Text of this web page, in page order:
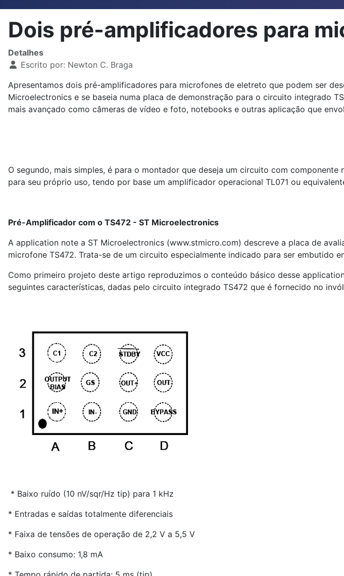
Dois pré-amplificadores para
Detalhes
Escrito por: Newton C. Braga
Apresentamos dois pré-amplificadores para microfones de eletreto que podem ser
Microelectronics e se baseia numa placa de demonstração para o circuito integrado TS
mais avançado como câmeras de vídeo e foto, notebooks e outras aplicação que
O segundo, mais simples, é para o montador que deseja um circuito com
para seu próprio uso, tendo por base um amplificador operacional TL071 ou
Pré-Amplificador com o TS472 - ST Microelectronics
A application note a ST Microelectronics (www.stmicro.com) descreve a placa de
microfone TS472. Trata-se de um circuito especialmente indicado para ser embutido
Como primeiro projeto deste artigo reproduzimos o conteúdo básico desse
seguintes características, dadas pelo circuito integrado TS472 que é fornecido no
* Baixo ruído (10 nV/sqr/Hz tip) para 1 kHz
* Entradas e saídas totalmente diferenciais
* Faixa de tensões de operação de 2,2 V a 5,5 V
* Baixo consumo: 1,8 mA